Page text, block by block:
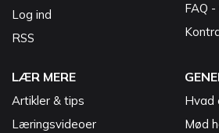
Log ind
RSS
FAQ
LÆR MERE
Artikler & tips
Læringsvideoer
Hvad
Mød